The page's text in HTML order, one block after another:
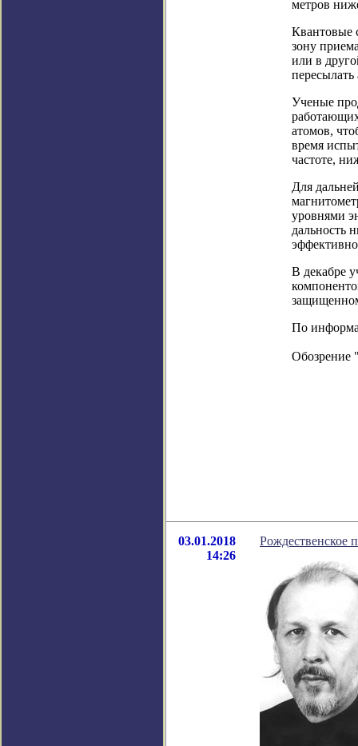
метров
Квантовые
зону
или в
Ученые
атомов,
время
частоте,
Для
уровнями
дальность
В декабре
По
Обозрение
03.01.2018
14:26
Рождественское